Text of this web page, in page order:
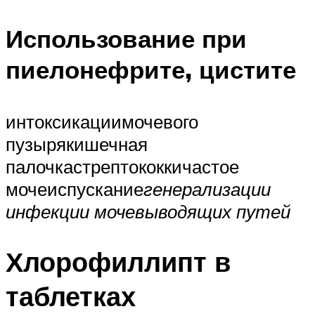
Использование при
пиелонефрите, цистите
интоксикациимочевого
пузырякишечная
палочкастрептококкичастое
мочеиспусканиегенерализации
инфекции мочевыводящих путей
Хлорофиллипт в
таблетках